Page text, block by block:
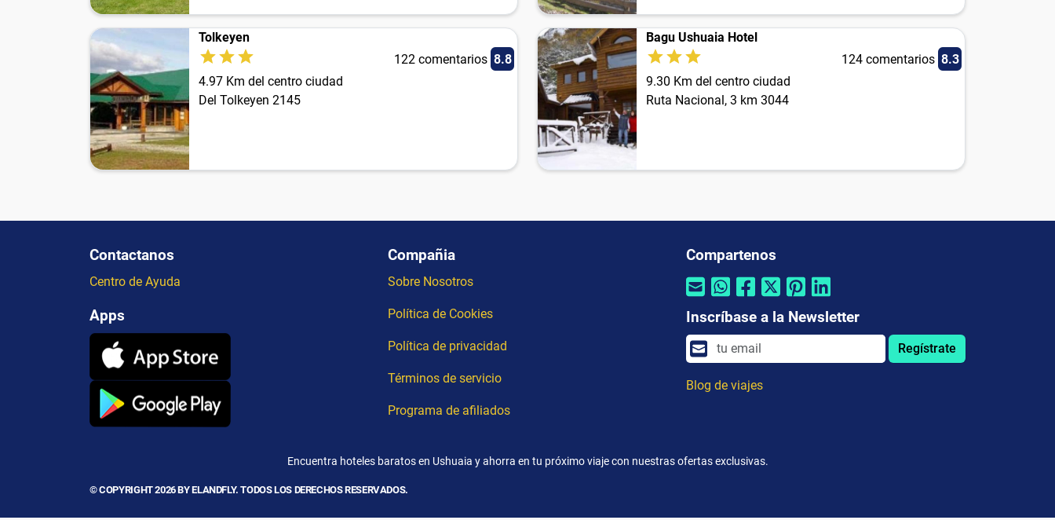
Tolkeyen
122 comentarios 8.8
4.97 Km del centro ciudad
Del Tolkeyen 2145
Bagu Ushuaia Hotel
124 comentarios 8.3
9.30 Km del centro ciudad
Ruta Nacional, 3 km 3044
Contactanos
Centro de Ayuda
Apps
Compañia
Sobre Nosotros
Política de Cookies
Política de privacidad
Términos de servicio
Programa de afiliados
Compartenos
Inscríbase a la Newsletter
Regístrate
Blog de viajes
Encuentra hoteles baratos en Ushuaia y ahorra en tu próximo viaje con nuestras ofertas exclusivas.
© COPYRIGHT 2026 BY ELANDFLY. TODOS LOS DERECHOS RESERVADOS.